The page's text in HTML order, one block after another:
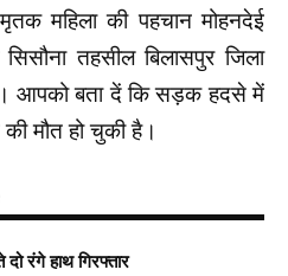
महिला की पहचान मोहनदेई
सिसौना तहसील बिलासपुर जिला
आपको बता दें कि सड़क हदसे में
मौत हो चुकी है।
रंगे हाथ गिरफ्तार